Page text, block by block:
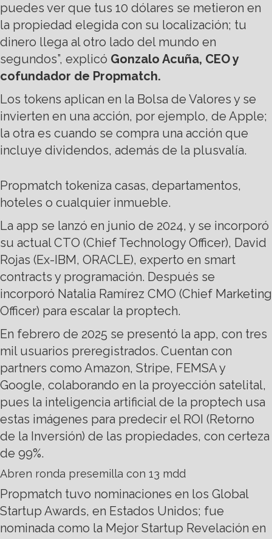
puedes ver que tus 10 dólares se metieron en
la propiedad elegida con su localización; tu
dinero llega al otro lado del mundo en
segundos”, explicó Gonzalo Acuña, CEO y
cofundador de Propmatch.
Los tokens aplican en la Bolsa de Valores y se
invierten en una acción, por ejemplo, de Apple;
la otra es cuando se compra una acción que
incluye dividendos, además de la plusvalía.
Propmatch tokeniza casas, departamentos,
hoteles o cualquier inmueble.
La app se lanzó en junio de 2024, y se incorporó
su actual CTO (Chief Technology Officer), David
Rojas (Ex-IBM, ORACLE), experto en smart
contracts y programación. Después se
incorporó Natalia Ramírez CMO (Chief Marketing
Officer) para escalar la proptech.
En febrero de 2025 se presentó la app, con tres
mil usuarios preregistrados. Cuentan con
partners como Amazon, Stripe, FEMSA y
Google, colaborando en la proyección satelital,
pues la inteligencia artificial de la proptech usa
estas imágenes para predecir el ROI (Retorno
de la Inversión) de las propiedades, con certeza
de 99%.
Abren ronda presemilla con 13 mdd
Propmatch tuvo nominaciones en los Global
Startup Awards, en Estados Unidos; fue
nominada como la Mejor Startup Revelación en